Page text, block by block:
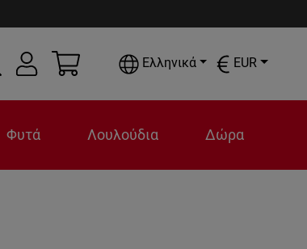
Ελληνικά EUR
Φυτά Λουλούδια Δώρα